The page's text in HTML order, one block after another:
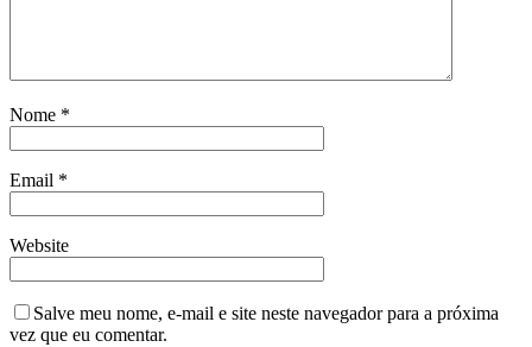
Nome *
Email *
Website
Salve meu nome, e-mail e site neste navegador para a próxima
vez que eu comentar.